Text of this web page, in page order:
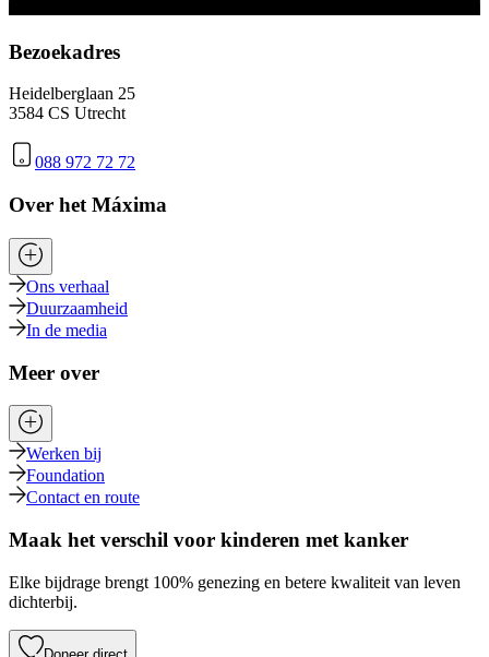
Bezoekadres
Heidelberglaan 25
3584 CS Utrecht
088 972 72 72
Over het Máxima
Ons verhaal
Duurzaamheid
In de media
Meer over
Werken bij
Foundation
Contact en route
Maak het verschil voor kinderen met kanker
Elke bijdrage brengt 100% genezing en betere kwaliteit van leven
dichterbij.